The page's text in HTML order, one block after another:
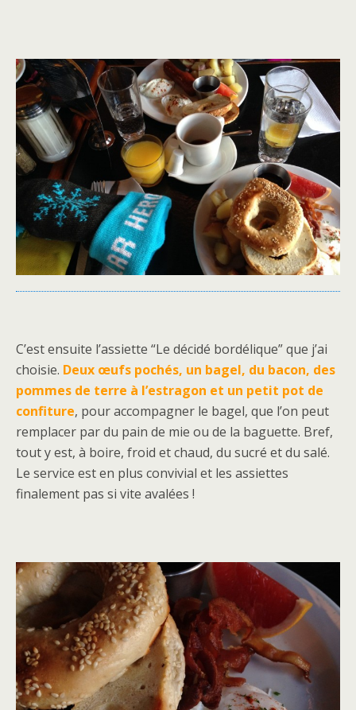
C’est ensuite l’assiette “Le décidé bordélique” que j’ai
choisie. Deux œufs pochés, un bagel, du bacon, des
pommes de terre à l’estragon et un petit pot de
confiture, pour accompagner le bagel, que l’on peut
remplacer par du pain de mie ou de la baguette. Bref,
tout y est, à boire, froid et chaud, du sucré et du salé.
Le service est en plus convivial et les assiettes
finalement pas si vite avalées !